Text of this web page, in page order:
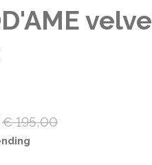
€ 195,00